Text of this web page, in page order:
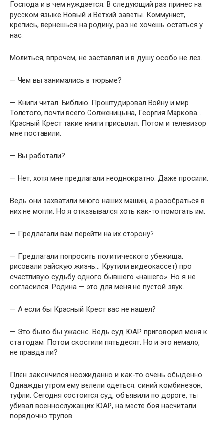
Господа и в чем нуждается. В следующий раз принес на
русском языке Новый и Ветхий заветы. Коммунист,
крепись, вернешься на родину, раз не хочешь остаться у
нас.
Молиться, впрочем, не заставлял и в душу особо не лез.
— Чем вы занимались в тюрьме?
— Книги читал. Библию. Проштудировал Войну и мир
Толстого, почти всего Солженицына, Георгия Маркова…
Красный Крест такие книги присылал. Потом и телевизор
мне поставили.
— Вы работали?
— Нет, хотя мне предлагали неоднократно. Даже просили.
Ведь они захватили много наших машин, а разобраться в
них не могли. Но я отказывался хоть как-то помогать им.
— Предлагали вам перейти на их сторону?
— Предлагали попросить политического убежища,
рисовали райскую жизнь… Крутили видеокассет) про
счастливую судьбу одного бывшего «нашего». Но я не
согласился. Родина — это для меня не пустой звук.
— А если бы Красный Крест вас не нашел?
— Это было бы ужасно. Ведь суд ЮАР приговорил меня к
ста годам. Потом скостили пятьдесят. Но и это немало,
не правда ли?
Плен закончился неожиданно и как-то очень обыденно.
Однажды утром ему велели одеться: синий комбинезон,
туфли. Сегодня состоится суд, объявили по дороге, ты
убивал военнослужащих ЮАР, на месте боя насчитали
порядочно трупов.